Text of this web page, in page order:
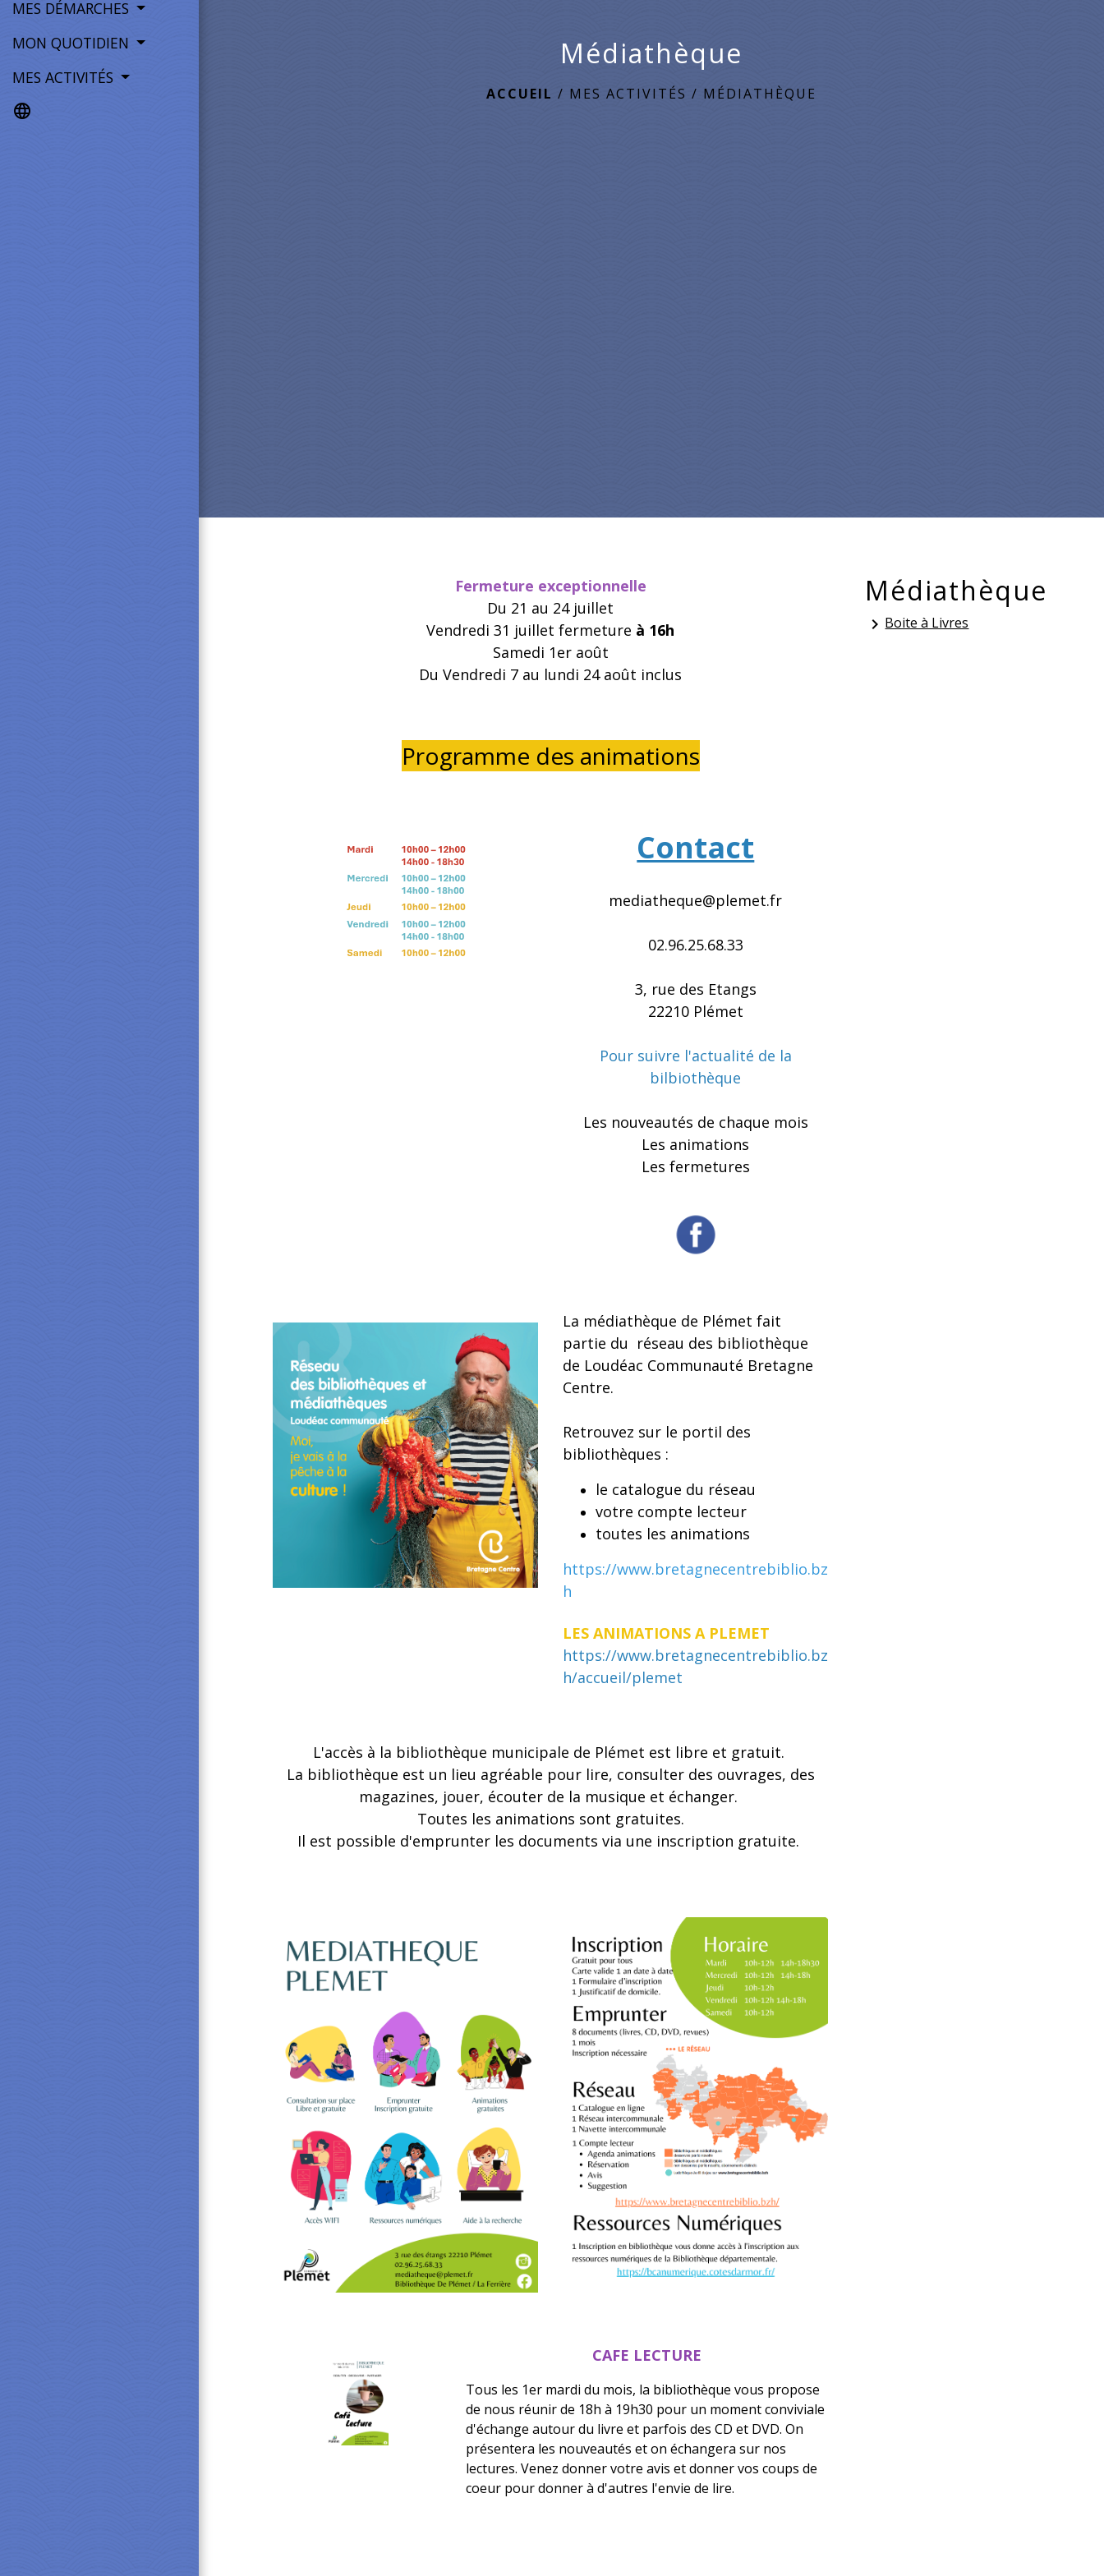
MES DÉMARCHES
MON QUOTIDIEN
MES ACTIVITÉS
language
Médiathèque
ACCUEIL / MES ACTIVITÉS / MÉDIATHÈQUE
Fermeture exceptionnelle
Du 21 au 24 juillet
Vendredi 31 juillet fermeture à 16h
Samedi 1er août
Du Vendredi 7 au lundi 24 août inclus
Programme des animations
Contact
mediatheque@plemet.fr
02.96.25.68.33
3, rue des Etangs
22210 Plémet
Pour suivre l'actualité de la
bilbiothèque
Les nouveautés de chaque mois
Les animations
Les fermetures
La médiathèque de Plémet fait
partie du réseau des bibliothèque
de Loudéac Communauté Bretagne
Centre.
Retrouvez sur le portil des
bibliothèques :
le catalogue du réseau
votre compte lecteur
toutes les animations
https://www.bretagnecentrebiblio.bz
h
LES ANIMATIONS A PLEMET
https://www.bretagnecentrebiblio.bz
h/accueil/plemet
L'accès à la bibliothèque municipale de Plémet est libre et gratuit.
La bibliothèque est un lieu agréable pour lire, consulter des ouvrages, des
magazines, jouer, écouter de la musique et échanger.
Toutes les animations sont gratuites.
Il est possible d'emprunter les documents via une inscription gratuite.
CAFE LECTURE
Tous les 1er mardi du mois, la bibliothèque vous propose
de nous réunir de 18h à 19h30 pour un moment conviviale
d'échange autour du livre et parfois des CD et DVD. On
présentera les nouveautés et on échangera sur nos
lectures. Venez donner votre avis et donner vos coups de
coeur pour donner à d'autres l'envie de lire.
Médiathèque
keyboard_arrow_rightBoite à Livres